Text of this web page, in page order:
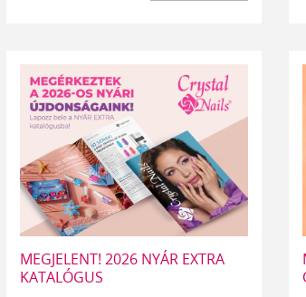
MEGJELENT! 2026 NYÁR EXTRA
KATALÓGUS